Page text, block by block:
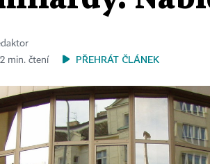
2 min. čtení
PŘEHRÁT ČLÁNEK